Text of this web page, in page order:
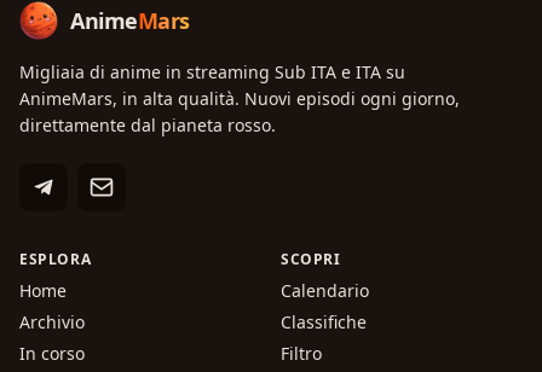
AnimeMars
Migliaia di anime in streaming Sub ITA e ITA su
AnimeMars, in alta qualità. Nuovi episodi ogni giorno,
direttamente dal pianeta rosso.
ESPLORA
Home
Archivio
In corso
SCOPRI
Calendario
Classifiche
Filtro